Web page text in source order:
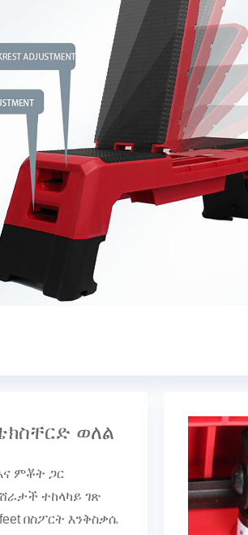
ወለል
ምቾት ጋር
ተከላካይ ገጽ
በስፖርት እንቅስቃሴ